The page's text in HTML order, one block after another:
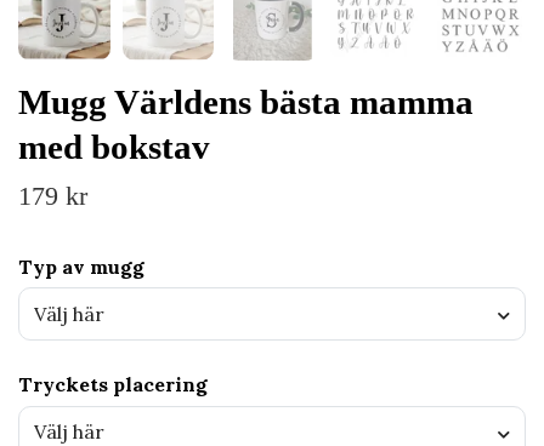
Mugg Världens bästa mamma
med bokstav
179 kr
Typ av mugg
Välj här
Tryckets placering
Välj här